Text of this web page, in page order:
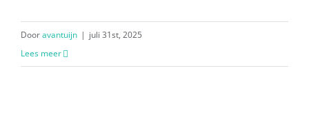
Dooravantuijn | juli 31st, 2025
Lees meer